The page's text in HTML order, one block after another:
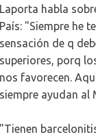
Laporta habla
País: "Siempre he
sensación de q
superiores, porq
nos favorecen.
siempre ayudan al
"Tienen